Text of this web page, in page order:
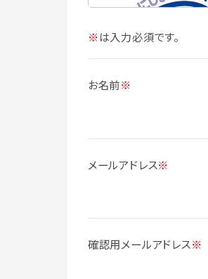
個人情報
個人情報とは、お
ス、生年月日、写
は識別できない
個人情報の利用
本サービスにおけ
個人情報を利用す
※は入力必須です。
お名前※
メールアドレス※
確認用メールアドレス※